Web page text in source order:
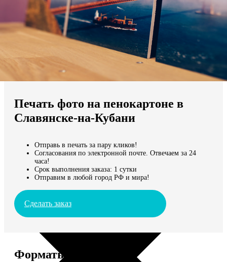
Мы доставляем по всему миру
Продолжить без города
Печать фото на пенокартоне в
Славянске-на-Кубани
Отправь в печать за пару кликов!
Согласования по электронной почте. Отвечаем за 24
часа!
Срок выполнения заказа: 1 сутки
Отправим в любой город РФ и мира!
Сделать заказ
Форматы и цены